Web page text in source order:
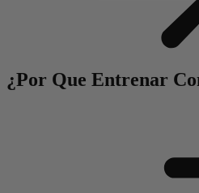
¿Por Que Entrenar